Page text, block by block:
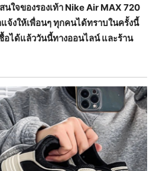
ใจของรองเท้า Nike Air MAX 720
จ้งให้เพื่อนๆ ทุกคนได้ทราบในครั้งนี้
อได้แล้ววันนี้ทางออนไลน์ และร้าน